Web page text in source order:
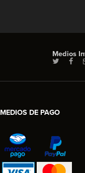
Medios
MEDIOS DE PAGO